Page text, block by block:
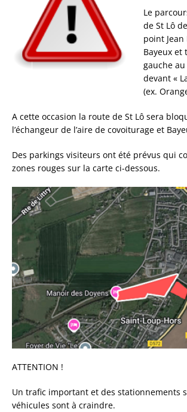
Le
de St Lô
point Jean
Bayeux et
gauche
devant «
(ex.
A cette occasion la route de St Lô sera
l’échangeur de l’aire de covoiturage et
Des parkings visiteurs ont été prévus qui
zones rouges sur la carte ci-dessous.
ATTENTION !
Un trafic important et des stationnements
véhicules sont à craindre.